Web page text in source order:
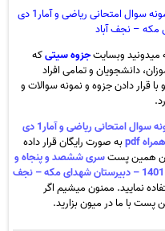
دانلود رایگان سری ششصد و پنجاه و ششم نمونه سوال امتحانی ریاضی و آمار1 دی
میدونید وبسایتجزوه سیتیکه
دانشجویان و تمامی افراد
قرار دادن جزوه و نمونه سوالات و
سری ششصد و پنجاه و ششم نمونه سوال امتحانی ریاضی و آمار1 دی
به صورت رایگان قرار داده
همین پستسری ششصد و پنجاه و
ششم نمونه سوال امتحانی ریاضی و آمار1 دی 1401 – دبیرستان شهدای مکه – نجف
نمایید. ممنون میشیم اگر
پست با ما در میون بزارید.